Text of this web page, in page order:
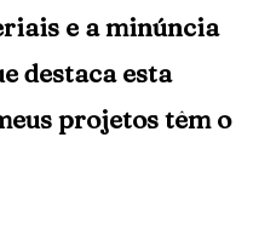
e a minúncia
destaca esta
projetos têm o